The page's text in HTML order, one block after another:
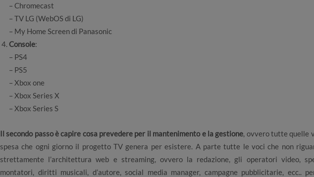
– Chromecast
– TV LG (WebOS di LG)
– My Home Screen di Panasonic
Console:
– PS4
– PS5
– Xbox one
– Xbox Series X
– Xbox Series S
Il secondo passo è capire cosa prevedere per il mantenimento e la gestione, ovvero tutte quelle
spesa che ogni giorno il progetto TV genera per esistere. A parte tutte le voci che non
strettamente l’architettura web e streaming, ovvero la redazione, gli operatori video,
montatori, diritti musicali, d’autore, social media manager, campagne pubblicitarie, ecc..